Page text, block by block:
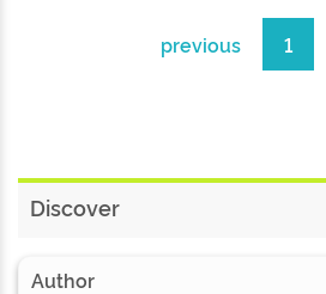
previous 1
Discover
Author